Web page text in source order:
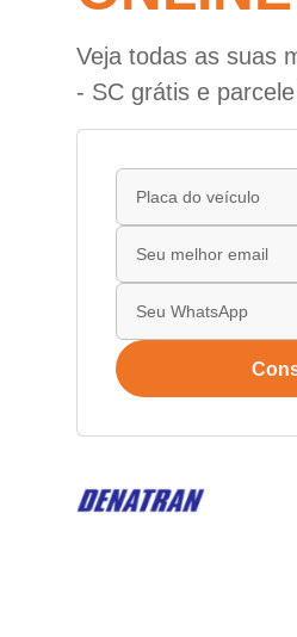
Veja todas as suas
- SC grátis e